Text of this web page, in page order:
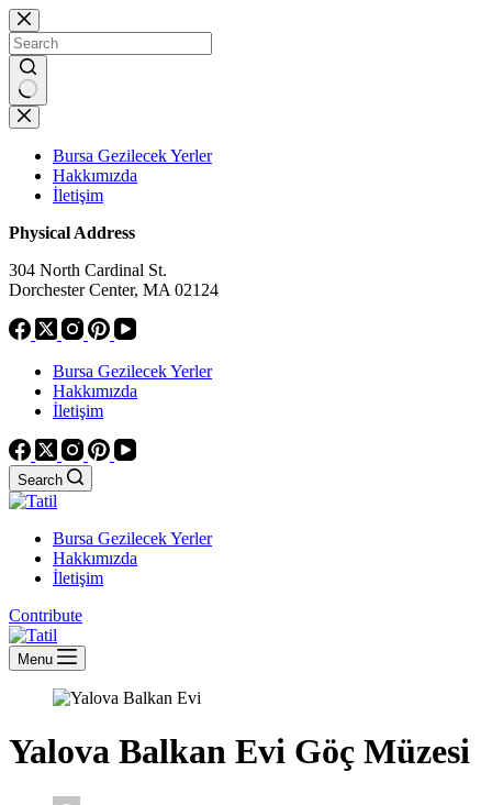
Skip
to
content
No
results
Bursa Gezilecek Yerler
Hakkımızda
İletişim
Physical Address
304 North Cardinal St.
Dorchester Center, MA 02124
Bursa Gezilecek Yerler
Hakkımızda
İletişim
Search
Bursa Gezilecek Yerler
Hakkımızda
İletişim
Contribute
Menu
Yalova Balkan Evi Göç Müzesi